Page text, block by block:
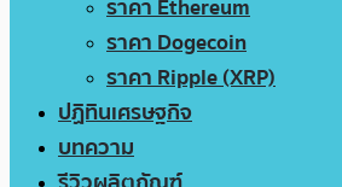
ราคา Ethereum
ราคา Dogecoin
ราคา Ripple (XRP)
ปฏิทินเศรษฐกิจ
บทความ